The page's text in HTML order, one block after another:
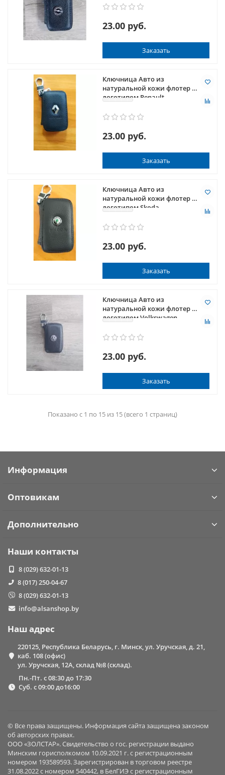
23.00 руб.
Заказать
Ключница Авто из
натуральной кожи флотер с
логотипом Renault
23.00 руб.
Заказать
Ключница Авто из
натуральной кожи флотер с
логотипом Skoda
23.00 руб.
Заказать
Ключница Авто из
натуральной кожи флотер с
логотипом Volkswagen
23.00 руб.
Заказать
Показано с 1 по 15 из 15 (всего 1 страниц)
Информация
Оптовикам
Дополнительно
Наши контакты
8 (029) 632-01-13
8 (017) 250-04-67
8 (029) 632-01-13
info@alsanshop.by
Наш адрес
220125, Республика Беларусь, г. Минск, ул. Уручская, д. 21,
каб. 108 (офис)
ул. Уручская, 12А, склад №8 (склад).
Пн.-Пт. с 08:30 до 17:30
Суб. с 09:00 до16:00
© Все права защищены. Информация сайта защищена законом
об авторских правах.
ООО «ЗОЛСТАР». Свидетельство о гос. регистрации выдано
Минским горисполкомом 10.09.2021 г. с регистрационным
номером 193589593. Зарегистрирован в торговом реестре
31.08.2022 с номером 540442, в БелГИЭ с регистрационным